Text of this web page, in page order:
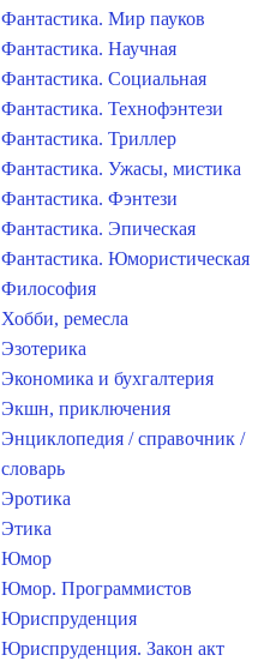
Фантастика. Мир пауков
Фантастика. Научная
Фантастика. Социальная
Фантастика. Технофэнтези
Фантастика. Триллер
Фантастика. Ужасы, мистика
Фантастика. Фэнтези
Фантастика. Эпическая
Фантастика. Юмористическая
Философия
Хобби, ремесла
Эзотерика
Экономика и бухгалтерия
Экшн, приключения
Энциклопедия / справочник /
словарь
Эротика
Этика
Юмор
Юмор. Программистов
Юриспруденция
Юриспруденция. Закон акт